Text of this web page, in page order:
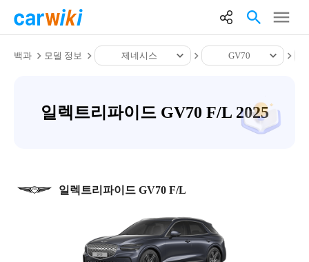
백과 모델 정보 제네시스 GV70
일렉트리파이드 GV70 F/L 2025
일렉트리파이드 GV70 F/L